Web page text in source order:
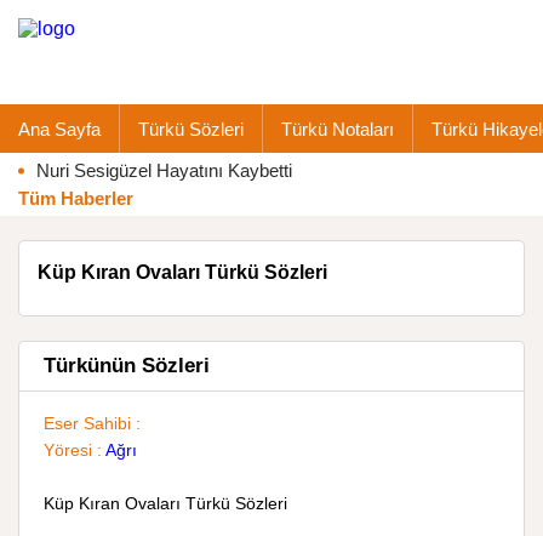
Ana Sayfa Türkü Sözleri Türkü Notaları Türkü
Nuri Sesigüzel Hayatını Kaybetti
Tüm Haberler
Küp Kıran Ovaları Türkü Sözleri
Türkünün Sözleri
Eser Sahibi :
Yöresi : Ağrı
Küp Kıran Ovaları Türkü Sözleri